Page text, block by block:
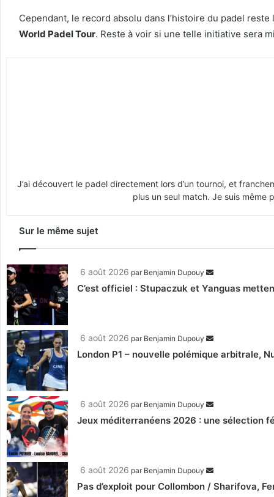
Cependant, le record absolu dans l’histoire du padel
World Padel Tour. Reste à voir si une telle initiative sera
J’ai découvert le padel directement lors d’un tournoi, et
plus un seul match. Je suis même
Sur le même sujet
6 août 2026 par Benjamin Dupouy
C’est officiel : Stupaczuk et Yanguas
6 août 2026 par Benjamin Dupouy
London P1 – nouvelle polémique arbitrale,
6 août 2026 par Benjamin Dupouy
Jeux méditerranéens 2026 : une sélection
6 août 2026 par Benjamin Dupouy
Pas d’exploit pour Collombon / Sharifova,